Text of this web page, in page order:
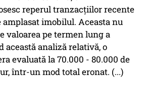
reperul tranzacțiilor recente
amplasat imobilul. Aceasta nu
valoarea pe termen lung a
această analiză relativă, o
evaluată la 70.000 - 80.000 de
într-un mod total eronat. (...)